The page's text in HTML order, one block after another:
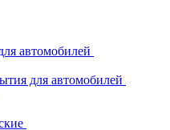
автомобилей
для автомобилей